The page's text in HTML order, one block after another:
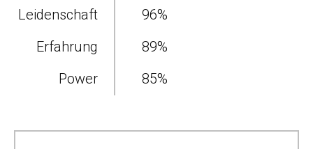
Leidenschaft 96%
Erfahrung
89%
Power
85%